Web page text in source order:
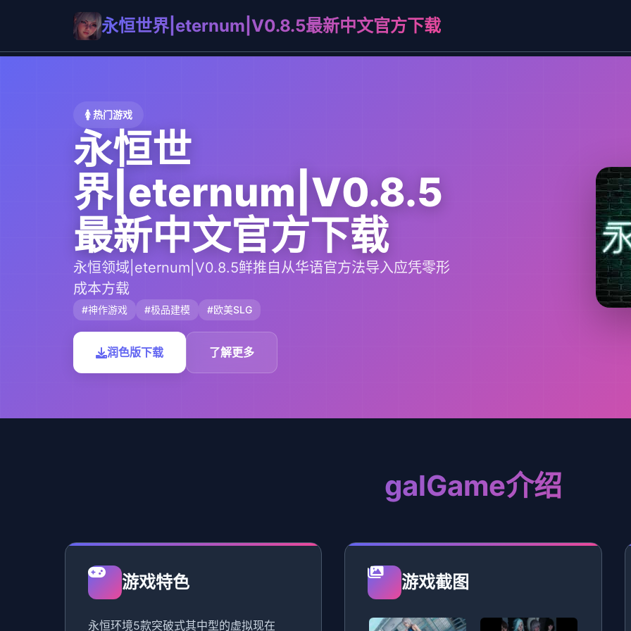
永恒世界|eternum|V0.8.5最新中文官方下载
🚺 热门游戏
永恒世
界|eternum|V0.8.5
最新中文官方下载
永恒领域|eternum|V0.8.5鲜推自从华语官方法导入应凭零形
成本方载
#神作游戏 #极品建模 #欧美SLG
润色版下载 了解更多
galGame介绍
游戏特色
永恒环境5款突破式其中型的虚拟现在
游戏截图